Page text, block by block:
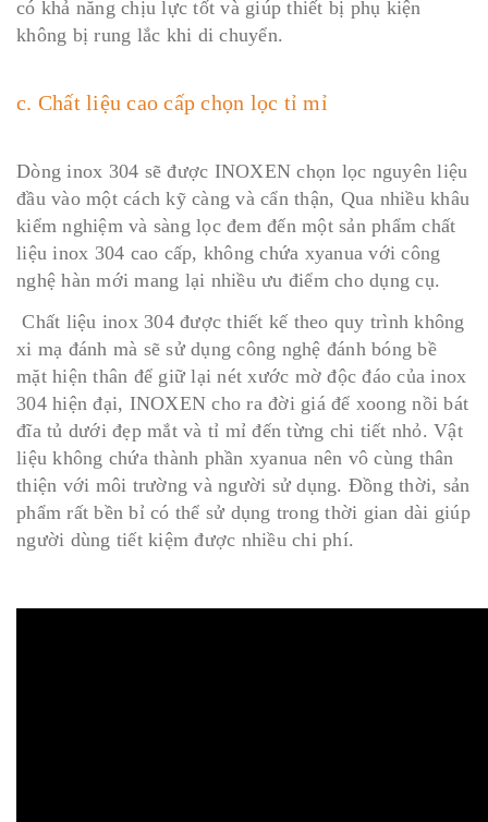
có khả năng chịu lực tốt và giúp thiết bị phụ kiện
không bị rung lắc khi di chuyển.
c. Chất liệu cao cấp chọn lọc tỉ mỉ
Dòng inox 304 sẽ được INOXEN chọn lọc nguyên liệu
đầu vào một cách kỹ càng và cẩn thận, Qua nhiều khâu
kiểm nghiệm và sàng lọc đem đến một sản phẩm chất
liệu inox 304 cao cấp, không chứa xyanua với công
nghệ hàn mới mang lại nhiều ưu điểm cho dụng cụ.
Chất liệu inox 304 được thiết kế theo quy trình không
xi mạ đánh mà sẽ sử dụng công nghệ đánh bóng bề
mặt hiện thân để giữ lại nét xước mờ độc đáo của inox
304 hiện đại, INOXEN cho ra đời giá để xoong nồi bát
đĩa tủ dưới đẹp mắt và tỉ mỉ đến từng chi tiết nhỏ. Vật
liệu không chứa thành phần xyanua nên vô cùng thân
thiện với môi trường và người sử dụng. Đồng thời, sản
phẩm rất bền bỉ có thể sử dụng trong thời gian dài giúp
người dùng tiết kiệm được nhiều chi phí.